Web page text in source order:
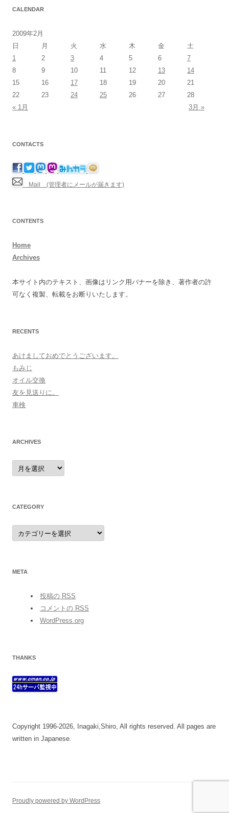
CALENDAR
2009年2月
日
月 火 水 木 金
土
1
2 3 4 5 6
7
8
9 10 11 12 13
14
15
16 17 18 19 20
21
22
23 24 25 26 27
28
« 1月
3月 »
CONTACTS
Mail (管理者にメールが届きます)
CONTENTS
Home
Archives
本サイト内のテキスト、画像はリンク用バナーを除き、著作者の許
可なく複製、転載をお断りいたします。
RECENTS
あけましておめでとうございます。
もみじ
オイル交換
友を見送りに。
車検
ARCHIVES
archives
CATEGORY
category
META
投稿の RSS
コメントの RSS
WordPress.org
THANKS
Copyright 1996-2026, Inagaki,Shiro, All rights reserved. All pages are
written in Japanese.
Proudly powered by WordPress